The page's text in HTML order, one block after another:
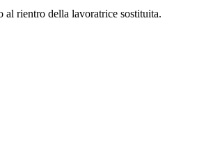
rientro della lavoratrice sostituita.